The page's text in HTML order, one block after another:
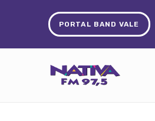
PORTAL BAND VALE